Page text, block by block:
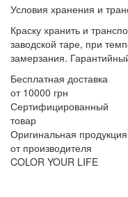
Условия хранения и
Краску хранить и
заводской таре, при
замерзания.
Бесплатная доставка
от 10000 грн
Сертифицированный
товар
Оригинальная продукция
от производителя
COLOR YOUR LIFE